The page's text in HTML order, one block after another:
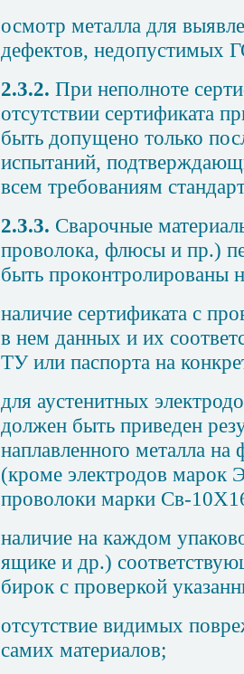
осмотр металла для
дефектов, недопустимых
2.3.2. При неполноте
отсутствии сертификата
быть допущено только
испытаний,
всем требованиям
2.3.3. Сварочные
проволока, флюсы и пр.)
быть проконтролированы
наличие сертификата с
в нем данных и их
ТУ или паспорта на
для аустенитных
должен быть приведен
наплавленного металла
(кроме электродов
проволоки марки Св-
наличие на каждом
ящике и др.)
бирок с проверкой
отсутствие видимых
самих материалов;